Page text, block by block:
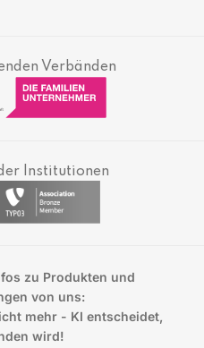
Verbänden
Institutionen
zu Produkten und
von uns:
mehr - KI entscheidet,
wird!